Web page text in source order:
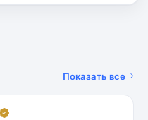
Показать все